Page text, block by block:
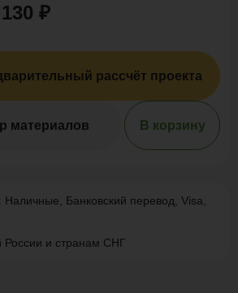
₽
рассчёт проекта
материалов В корзину
Наличные, Банковский перевод, Visa,
России и странам СНГ